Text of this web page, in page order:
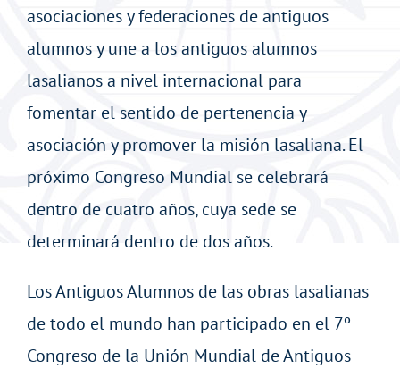
asociaciones y federaciones de antiguos
alumnos y une a los antiguos alumnos
lasalianos a nivel internacional para
fomentar el sentido de pertenencia y
asociación y promover la misión lasaliana. El
próximo Congreso Mundial se celebrará
dentro de cuatro años, cuya sede se
determinará dentro de dos años.
Los Antiguos Alumnos de las obras lasalianas
de todo el mundo han participado en el 7º
Congreso de la Unión Mundial de Antiguos